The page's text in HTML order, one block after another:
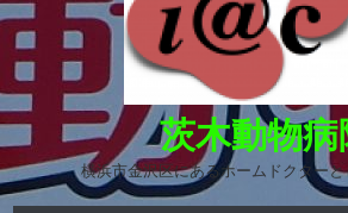
茨木動物病
横浜市金沢区にあるホームドクター